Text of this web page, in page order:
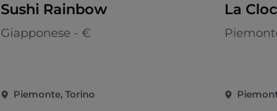
Sushi Rainbow
Giapponese - €
Piemonte, Torino
La